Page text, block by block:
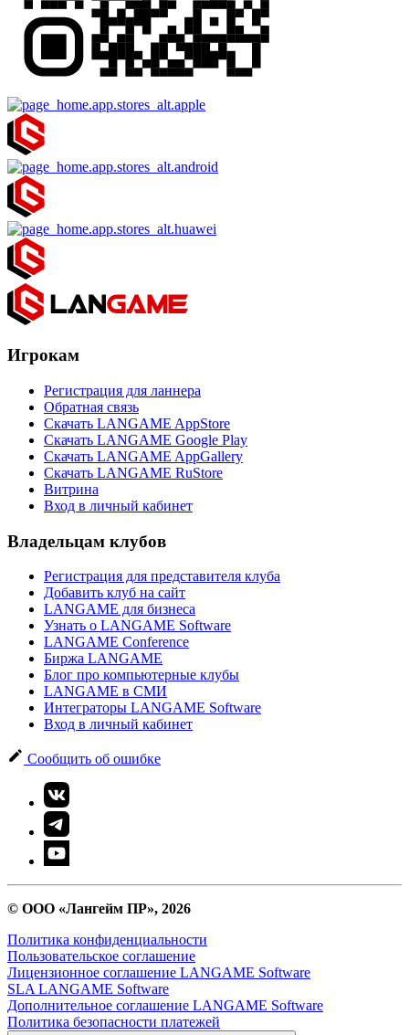
Игрокам
Регистрация для ланнера
Обратная связь
Скачать LANGAME AppStore
Скачать LANGAME Google Play
Скачать LANGAME AppGallery
Скачать LANGAME RuStore
Витрина
Вход в личный кабинет
Владельцам клубов
Регистрация для представителя клуба
Добавить клуб на сайт
LANGAME для бизнеса
Узнать о LANGAME Software
LANGAME Conference
Биржа LANGAME
Блог про компьютерные клубы
LANGAME в СМИ
Интеграторы LANGAME Software
Вход в личный кабинет
Сообщить об ошибке
© ООО «Лангейм ПР», 2026
Политика конфиденциальности
Пользовательское соглашение
Лицензионное соглашение LANGAME Software
SLA LANGAME Software
Дополнительное соглашение LANGAME Software
Политика безопасности платежей